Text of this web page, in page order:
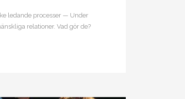
ledande processer — Under
relationer. Vad gör de?